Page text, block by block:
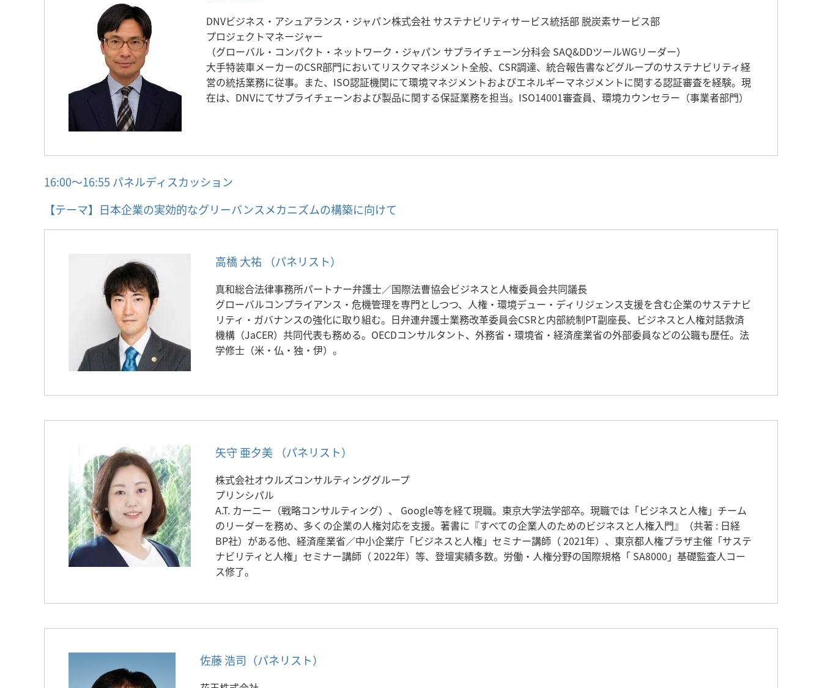
DNVビジネス・アシュアランス・ジャパン株式会社 サステナビリティサービス統括部 脱炭素サービス部
プロジェクトマネージャー
（グローバル・コンパクト・ネットワーク・ジャパン サプライチェーン分科会 SAQ&DDツールWGリーダー）
大手特装車メーカーのCSR部門においてリスクマネジメント全般、CSR調達、統合報告書などグループのサステナビリティ経
営の統括業務に従事。また、ISO認証機関にて環境マネジメントおよびエネルギーマネジメントに関する認証審査を経験。現
在は、DNVにてサプライチェーンおよび製品に関する保証業務を担当。ISO14001審査員、環境カウンセラー（事業者部門）
16:00～16:55 パネルディスカッション
【テーマ】日本企業の実効的なグリーバンスメカニズムの構築に向けて
高橋 大祐 （パネリスト）
真和総合法律事務所パートナー弁護士／国際法曹協会ビジネスと人権委員会共同議長
グローバルコンプライアンス・危機管理を専門としつつ、人権・環境デュー・ディリジェンス支援を含む企業のサステナビ
リティ・ガバナンスの強化に取り組む。日弁連弁護士業務改革委員会CSRと内部統制PT副座長、ビジネスと人権対話救済
機構（JaCER）共同代表も務める。OECDコンサルタント、外務省・環境省・経済産業省の外部委員などの公職も歴任。法
学修士（米・仏・独・伊）。
矢守 亜夕美 （パネリスト）
株式会社オウルズコンサルティンググループ
プリンシパル
A.T. カーニー（戦略コンサルティング）、 Google等を経て現職。東京大学法学部卒。現職では「ビジネスと人権」チーム
のリーダーを務め、多くの企業の人権対応を支援。著書に『すべての企業人のためのビジネスと人権入門』（共著 : 日経
BP社）がある他、経済産業省／中小企業庁「ビジネスと人権」セミナー講師（ 2021年）、東京都人権プラザ主催「サステ
ナビリティと人権」セミナー講師（ 2022年）等、登壇実績多数。労働・人権分野の国際規格「 SA8000」基礎監査人コー
ス修了。
佐藤 浩司（パネリスト）